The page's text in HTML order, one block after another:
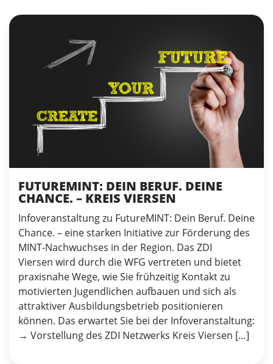
FUTUREMINT: DEIN BERUF. DEINE
CHANCE. – KREIS VIERSEN
Infoveranstaltung zu FutureMINT: Dein Beruf. Deine
Chance. – eine starken Initiative zur Förderung des
MINT-Nachwuchses in der Region. Das ZDI
Viersen wird durch die WFG vertreten und bietet
praxisnahe Wege, wie Sie frühzeitig Kontakt zu
motivierten Jugendlichen aufbauen und sich als
attraktiver Ausbildungsbetrieb positionieren
können. Das erwartet Sie bei der Infoveranstaltung:
→ Vorstellung des ZDI Netzwerks Kreis Viersen […]